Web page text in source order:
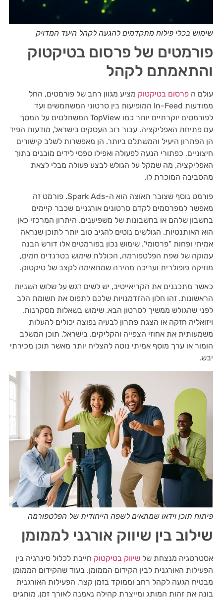
שימוש בכלי פילוח מתקדמים להגעה לקהל היעד המדויק
פורמטים של פרסום בטיקטוק
והתאמתם לקהל
עולם ה פרסום בטיקטוק מציע מגוון רחב של פורמטים, החל
ממודעות In-Feed המופיעות בין סרטוני המשתמשים ועד
לפורמטים יוקרתיים יותר כמו TopView המשתלטים על המסך
עם פתיחת האפליקציה. עבור רוב העסקים בישראל, מודעות הפיד
הן הפתרון היעיל והמשתלם ביותר. הן מאפשרות לשלב קישורים
חיצוניים, כפתורי הנעה לפעולה ואפילו טפסי לידים מובנים בתוך
האפליקציה, מה שמקל על הגולש לבצע פעולה מבלי לצאת
מהסביבה המוכרת לו.
פורמט נוסף שצובר תאוצה הוא ה-Spark Ads. פורמט זה
מאפשר למפרסמים לקדם סרטונים אורגניים שכבר קיימים
בחשבון שלהם או בחשבונות של משפיענים. היתרון המרכזי כאן
הוא האותנטיות. הגולשים נוטים להגיב טוב יותר לתוכן שנראה
אמיתי ופחות “פרסומי”. שימוש נכון בפורמטים אלו דורש הבנה
עמוקה של שפת הפלטפורמה, הכוללת שימוש בטרנדים חמים,
מוזיקה פופולרית ועריכה מהירה שמתאימה לקצב של טיקטוק.
כאשר מתכננים את הקריאייטיב, יש לשים דגש על שלוש השניות
הראשונות. זהו חלון ההזדמנויות שלכם לתפוס את תשומת הלב
לפני שהגולש ממשיך לסרטון הבא. שימוש בשאלות מסקרנות,
ויזואליה חזקה או הצגת פתרון לבעיה נפוצה יכולים להעלות
משמעותית את אחוזי הצפייה והקליקים. בישראל, תוכן המשלב
הומור או ערך מוסף אמיתי נוטה להצליח יותר מאשר תוכן מכירתי
יבש.
פיתוח תוכן וידאו שמתאים לשפה הייחודית של הפלטפורמה
שילוב בין שיווק אורגני לממומן
אסטרטגיה מנצחת של שיווק בטיקטוק חייבת לכלול סינרגיה בין
הפעילות האורגנית לבין הקידום הממומן. בעוד שהקידום הממומן
מבטיח הגעה לקהל רחב וממוקד בזמן קצר, הפעילות האורגנית
בונה את זהות המותג ומייצרת קהילה נאמנה לאורך זמן. מותגים